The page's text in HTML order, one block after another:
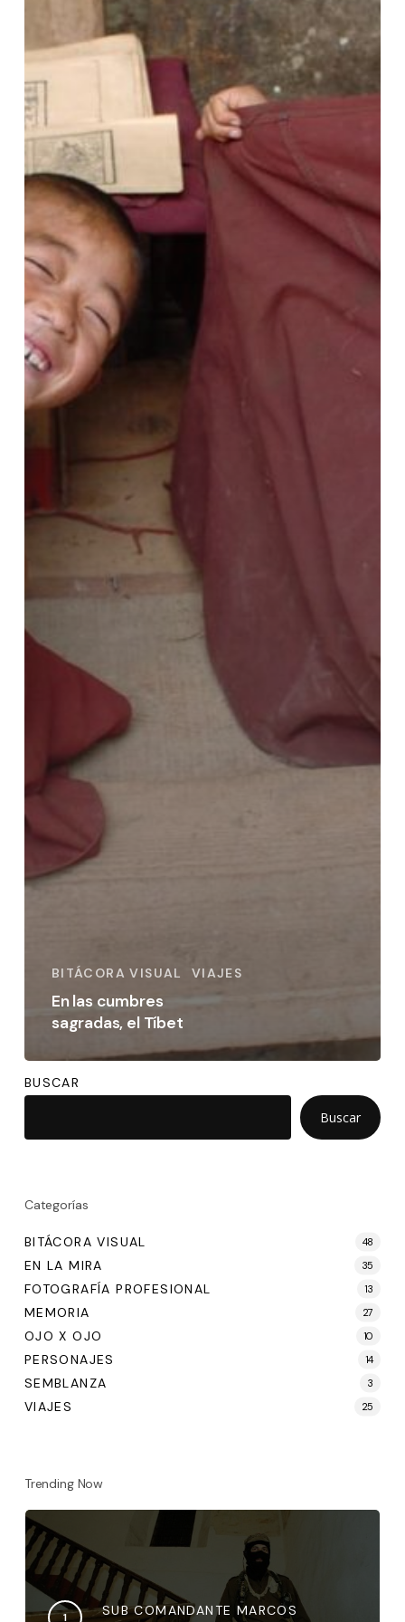
BITÁCORA VISUAL VIAJES
En las cumbres
sagradas, el Tíbet
BUSCAR
Buscar
Categorías
BITÁCORA VISUAL 48
EN LA MIRA 35
FOTOGRAFÍA PROFESIONAL 13
MEMORIA 27
OJO X OJO 10
PERSONAJES 14
SEMBLANZA 3
VIAJES 25
Trending Now
SUB COMANDANTE MARCOS